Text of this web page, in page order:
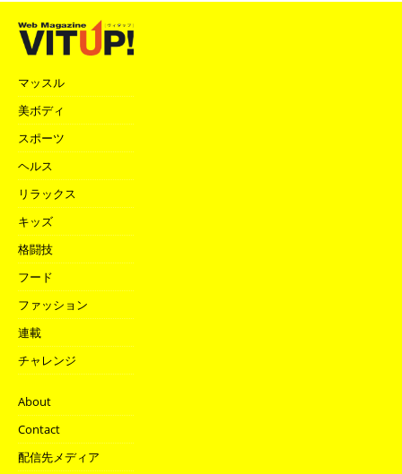
マッスル
美ボディ
スポーツ
ヘルス
リラックス
キッズ
格闘技
フード
ファッション
連載
チャレンジ
About
Contact
配信先メディア